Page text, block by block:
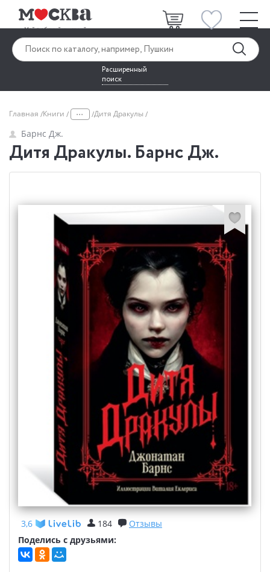
Расширенный
поиск
Главная Книги ... Дитя Дракулы
Барнс Дж.
Дитя Дракулы. Барнс Дж.
3,6 184
Отзывы
Поделись с друзьями: